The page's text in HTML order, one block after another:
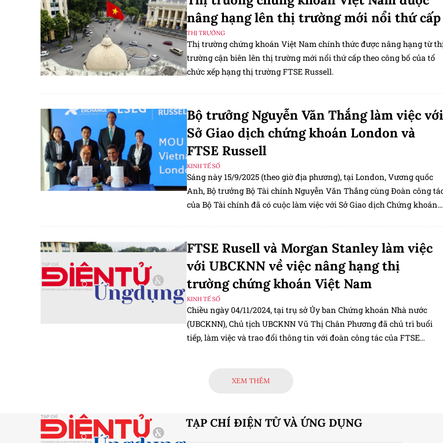
nâng hạng lên thị trường mới nổi thứ cấp
THỊ TRƯỜNG
Thị trường chứng khoán Việt Nam chính thức được nâng hạng từ
trường cận biên lên thị trường mới nổi thứ cấp theo công bố của tổ
chức xếp hạng thị trường FTSE Russell.
Bộ trưởng Nguyễn Văn Thắng làm việc với
Sở Giao dịch chứng khoán London và
FTSE Russell
KINH TẾ SỐ
Sáng này 15/9/2025 (theo giờ địa phương), tại London, Vương quốc
Anh, Bộ trưởng Bộ Tài chính Nguyễn Văn Thắng cùng Đoàn công
của Bộ Tài chính đã có cuộc làm việc với Sở Giao dịch Chứng khoán
FTSE Rusell và Morgan Stanley làm việc
với UBCKNN về việc nâng hạng thị
trường chứng khoán Việt Nam
KINH TẾ SỐ
Chiều ngày 04/11/2024, tại trụ sở Ủy ban Chứng khoán Nhà nước
(UBCKNN), Chủ tịch UBCKNN Vũ Thị Chân Phương đã chủ trì buổi
tiếp, làm việc và trao đổi thông tin với đoàn công tác của FTSE
XEM THÊM
TẠP CHÍ ĐIỆN TỬ VÀ ỨNG DỤNG